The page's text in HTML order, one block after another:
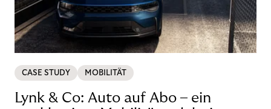
CASE STUDY MOBILITÄT
Lynk & Co: Auto auf Abo – ein